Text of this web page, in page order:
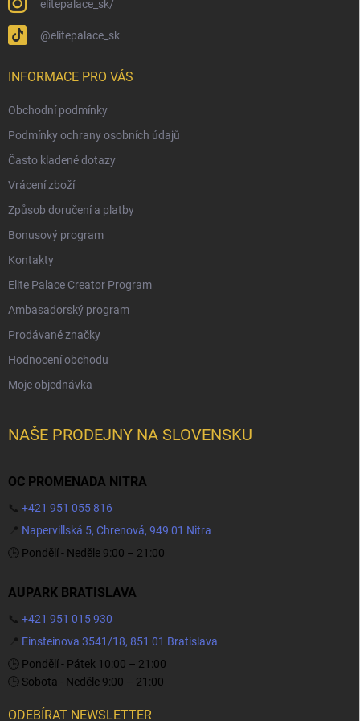
elitepalace_sk/
@elitepalace_sk
INFORMACE PRO VÁS
Obchodní podmínky
Podmínky ochrany osobních údajů
Často kladené dotazy
Vrácení zboží
Způsob doručení a platby
Bonusový program
Kontakty
Elite Palace Creator Program
Ambasadorský program
Prodávané značky
Hodnocení obchodu
Moje objednávka
NAŠE PRODEJNY NA SLOVENSKU
OC PROMENADA NITRA
📞 +421 951 055 816
📍 Napervillská 5, Chrenová, 949 01 Nitra
🕒 Pondělí - Neděle 9:00 – 21:00
AUPARK BRATISLAVA
📞 +421 951 015 930
📍 Einsteinova 3541/18, 851 01 Bratislava
🕒 Pondělí - Pátek 10:00 – 21:00
🕒 Sobota - Neděle 9:00 – 21:00
ODEBÍRAT NEWSLETTER